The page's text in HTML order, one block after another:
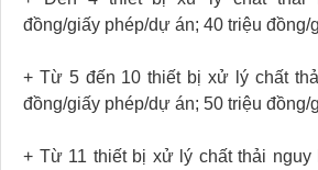
đồng/giấy phép/dự án; 40 triệu đồng/
+ Từ 5 đến 10 thiết bị xử lý chất
đồng/giấy phép/dự án; 50 triệu đồng/
+ Từ 11 thiết bị xử lý chất thải nguy